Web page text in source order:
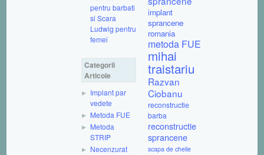
pentru barbati
si Scara
Ludwig pentru
femei
Categorii
Articole
Implant par
vedete
Metoda FUE
Metoda
STRIP
Necenzurat
implant
sprancene
romania
metoda FUE
mihai
traistariu
Razvan
Ciobanu
reconstructie
barba
reconstructie
sprancene
scapa de chelie